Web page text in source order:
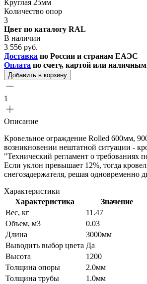
Круглая 25мм
Количество опор
3
Цвет по каталогу RAL
В наличии
3 556 руб.
Доставка по России и странам ЕАЭС
Оплата по счету, картой или
Добавить в корзину
1
Описание
Кровельное ограждение Rolled 600мм,
возникновении нештатной ситуации -
"Технический регламент о требованиях
Если уклон превышает 12%, тогда
снегозадержателя, решая одновременно
Характеристики
Характеристика
Значение
Вес, кг
11.47
Объем, м3
0.03
Длина
3000мм
Выводить выбор цвета Да
Высота
1200
Толщина опоры
2.0мм
Толщина трубы
1.0мм